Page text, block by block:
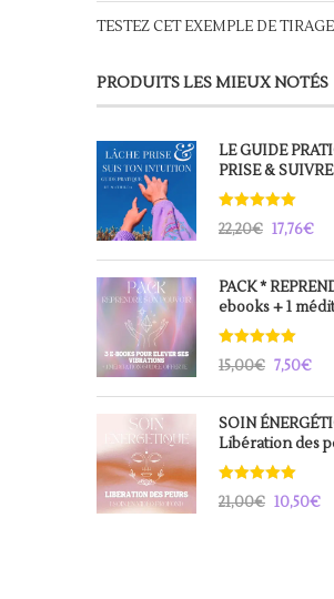
TESTEZ CET EXEMPLE DE
PRODUITS LES MIEUX NOTÉS
LE GUIDE
PRISE &
Note 5.00
sur 5
22,20€
Le
prix
initial
était :
22,20€.
17,76€
Le
prix
actuel
17,76€.
PACK *
ebooks + 1
Note5.00
sur 5
15,00€
Le
prix
initial
était :
15,00€.
7,50€
Le
prix
actuel
est :
7,50€.
SOIN
Libération des
Note5.00
sur 5
21,00€ 10,50€